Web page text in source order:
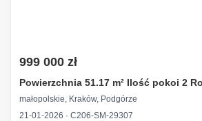
999 000 zł
Powierzchnia 51.17 m² Ilość pokoi 2
małopolskie, Kraków, Podgórze
21-01-2026 · C206-SM-29307